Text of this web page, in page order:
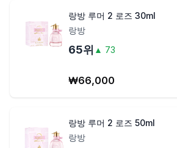
랑방 루머 2 로즈 30ml
랑방
65위 ▲ 73
₩66,000
랑방 루머 2 로즈 50ml
랑방